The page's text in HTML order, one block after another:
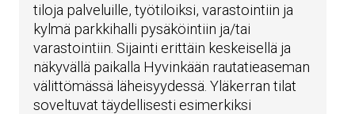
tiloja palveluille, työtiloiksi, varastointiin ja
kylmä parkkihalli pysäköintiin ja/tai
varastointiin. Sijainti erittäin keskeisellä ja
näkyvällä paikalla Hyvinkään rautatieaseman
välittömässä läheisyydessä. Yläkerran tilat
soveltuvat täydellisesti esimerkiksi